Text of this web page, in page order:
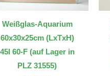
Weißglas-Aquarium
60x30x25cm (LxTxH)
45l 60-F (auf Lager in
PLZ 31555)